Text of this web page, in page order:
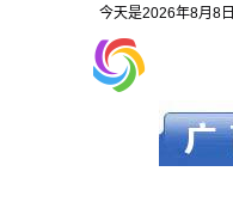
今天是2026年8月8日